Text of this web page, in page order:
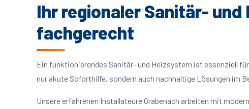
Ihr regionaler Sanitär- und
fachgerecht
Ein funktionierendes Sanitär- und Heizsystem ist essenziell
nur akute Soforthilfe, sondern auch nachhaltige Lösungen im
Unsere erfahrenen Installateure Grabenach arbeiten mit